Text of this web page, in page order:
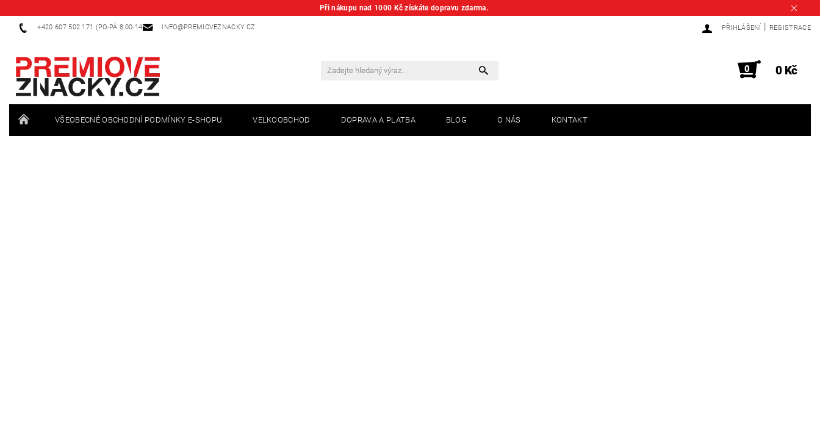
Při nákupu nad 1000 Kč získáte dopravu zdarma.
+420 607 502 171 (PO-PÁ 8:00-14:00) INFO@PREMIOVEZNACKY.CZ PŘIHLÁŠENÍ REGISTRACE
0 0 Kč
VŠEOBECNÉ OBCHODNÍ PODMÍNKY E-SHOPU VELKOOBCHOD DOPRAVA A PLATBA BLOG O NÁS KONTAKT